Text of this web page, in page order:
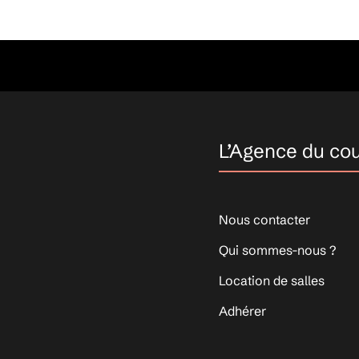
L’Agence du
Nous contacter
Qui sommes-nous ?
Location de salles
Adhérer